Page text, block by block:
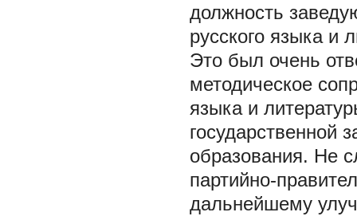
должность
русского языка и
Это был очень
методическое
языка и
государственной
образования. Не
партийно-
дальнейшему